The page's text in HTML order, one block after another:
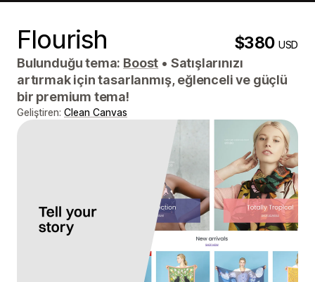
Flourish $380USD
Bulunduğu tema: Boost • Satışlarınızı
artırmak için tasarlanmış, eğlenceli ve güçlü
bir premium tema!
Geliştiren: Clean Canvas